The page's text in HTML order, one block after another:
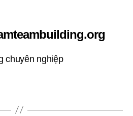
chuyên nghiệp